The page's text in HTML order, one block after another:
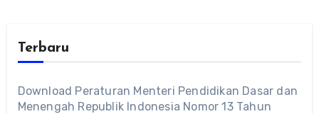
Terbaru
Download Peraturan Menteri Pendidikan Dasar dan
Menengah Republik Indonesia Nomor 13 Tahun